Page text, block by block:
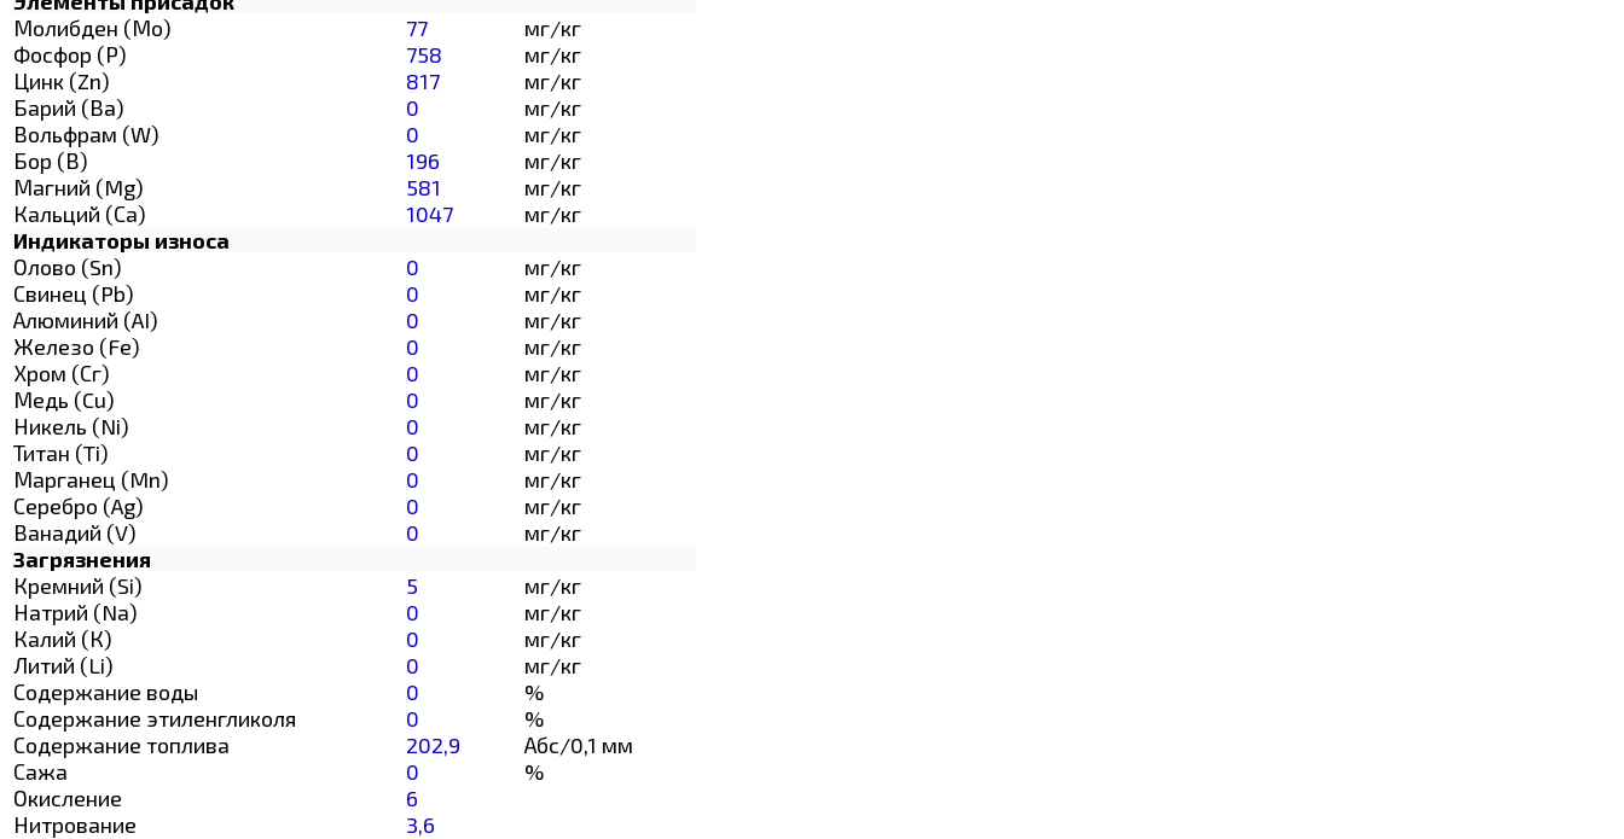
Молибден (Мо)
77
мг/кг
Фосфор (Р)
758
мг/кг
Цинк (Zn)
817
мг/кг
Барий (Ва)
0
мг/кг
Вольфрам (W)
0
мг/кг
Бор (В)
196
мг/кг
Магний (Mg)
581
мг/кг
Кальций (Са)
1047
мг/кг
Индикаторы износа
Олово (Sn)
0
мг/кг
Свинец (Pb)
0
мг/кг
Алюминий (AI)
0
мг/кг
Железо (Fe)
0
мг/кг
Хром (Сг)
0
мг/кг
Медь (Cu)
0
мг/кг
Никель (Ni)
0
мг/кг
Титан (Ti)
0
мг/кг
Марганец (Mn)
0
мг/кг
Серебро (Ag)
0
мг/кг
Ванадий (V)
0
мг/кг
Загрязнения
Кремний (Si)
5
мг/кг
Натрий (Na)
0
мг/кг
Калий (К)
0
мг/кг
Литий (Li)
0
мг/кг
Содержание воды
0
%
Содержание этиленгликоля
0
%
Содержание топлива
202,9
Абс/0,1 мм
Сажа
0
%
Окисление
6
Нитрование
3,6